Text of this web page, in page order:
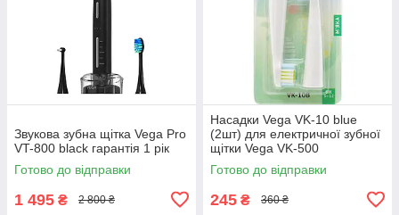
Звукова зубна щітка Vega Pro
VT-800 black гарантія 1 рік
Готово до відправки
1 495 ₴ 2 800 ₴
Насадки Vega VK-10 blue
(2шт) для електричної зубної
щітки Vega VK-500
Готово до відправки
245 ₴ 360 ₴